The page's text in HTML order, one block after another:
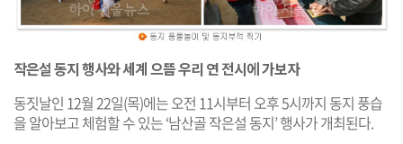
작은설 동지 행사와 세계 으뜸 우리 연 전시에 가보자
동짓날인 12월 22일(목)에는 오전 11시부터 오후 5시까지 동지 풍습
을 알아보고 체험할 수 있는 ‘남산골 작은설 동지’ 행사가 개최된다.